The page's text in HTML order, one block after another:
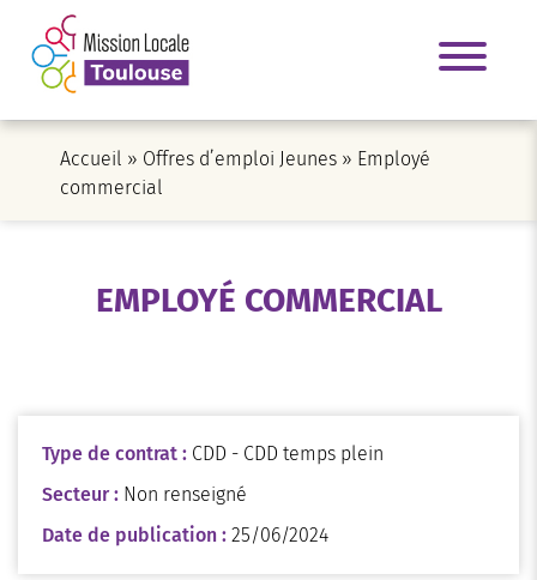
Accueil » Offres d’emploi Jeunes » Employé
commercial
EMPLOYÉ COMMERCIAL
Type de contrat : CDD - CDD temps plein
Secteur : Non renseigné
Date de publication : 25/06/2024